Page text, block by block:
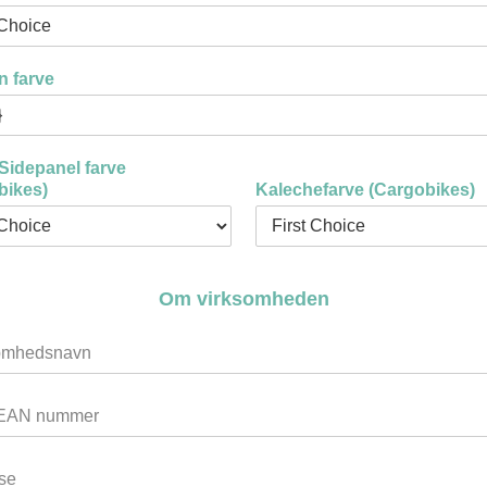
farve
farve
Kalechefarve (Cargobikes)
Om virksomheden